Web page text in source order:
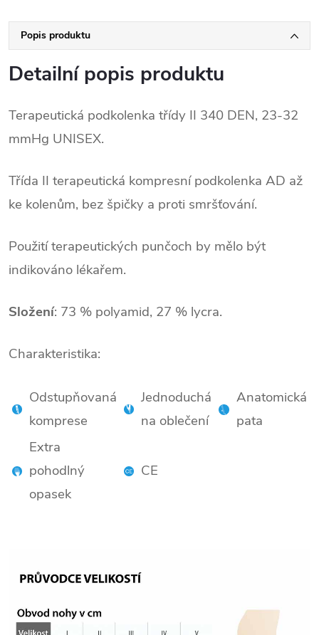
Popis produktu
Detailní popis produktu
Terapeutická podkolenka třídy II 340 DEN, 23-32
mmHg UNISEX.
Třída II terapeutická kompresní podkolenka AD až
ke kolenům, bez špičky a proti smršťování.
Použití terapeutických punčoch by mělo být
indikováno lékařem.
Složení: 73 % polyamid, 27 % lycra.
Charakteristika:
Odstupňovaná
komprese
Jednoduchá
na oblečení
Anatomická
pata
Extra
pohodlný
opasek
CE